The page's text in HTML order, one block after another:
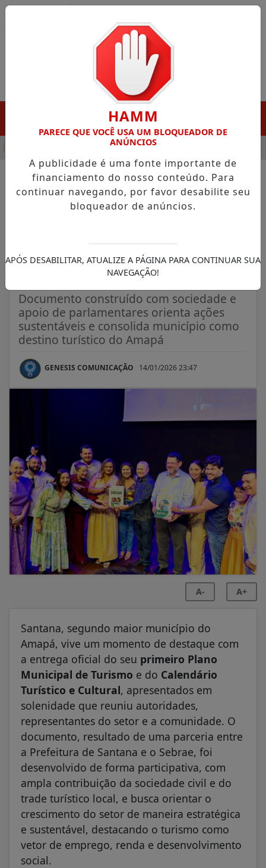
DESTAQUE EM PORTO GRANDE COM ATUAÇÃO VOLTADA
NOTÍCIAS/POLÍTICOS EM FOCO
Acácio participa do
Municipal de Turismo de
Documento construído com sociedade e
apoio de parlamentares orienta ações
sustentáveis e consolida município como
destino turístico do Amapá
GENESIS COMUNICAÇÃO 14/01/2026 23:47
A- A+
Santana, segundo maior município do
Amapá, vive um momento de destaque com
a entrega oficial do seu primeiro Plano
Municipal de Turismo e do Calendário
Turístico e Cultural, apresentados em
solenidade que reuniu autoridades,
representantes do setor e a comunidade. O
documento, resultado de uma parceria entre
a Prefeitura de Santana e o Sebrae, foi
desenvolvido de forma participativa, com
ampla contribuição da sociedade civil e do
trade turístico local, e busca orientar o
crescimento do setor de maneira estratégica
e sustentável, destacando o turismo como
vetor de emprego, renda e desenvolvimento
social.
HAMM
PARECE QUE VOCÊ USA UM BLOQUEADOR DE
ANÚNCIOS
A publicidade é uma fonte importante de
financiamento do nosso conteúdo. Para
continuar navegando, por favor desabilite seu
bloqueador de anúncios.
APÓS DESABILITAR, ATUALIZE A PÁGINA PARA CONTINUAR SUA
NAVEGAÇÃO!